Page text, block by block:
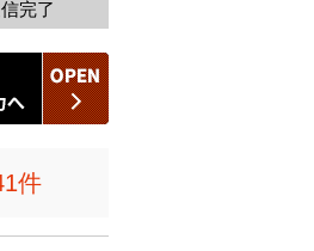
完了
件